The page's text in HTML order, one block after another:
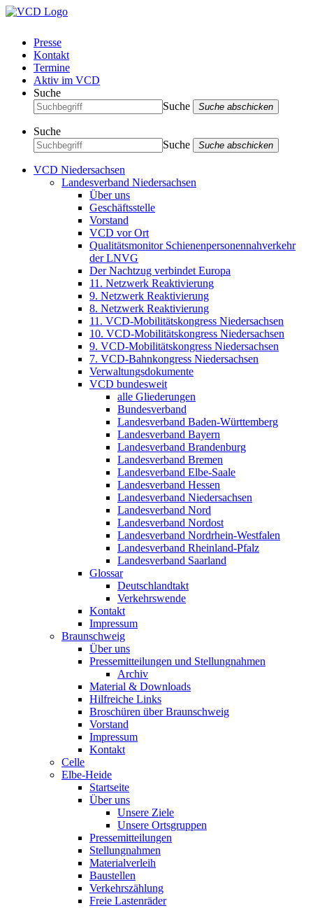
Presse
Kontakt
Termine
Aktiv im VCD
Suche
Suche
Suche abschicken
Suche
Suche
Suche abschicken
VCD Niedersachsen
Landesverband Niedersachsen
Über uns
Geschäftsstelle
Vorstand
VCD vor Ort
Qualitätsmonitor Schienenpersonennahverkehr
der LNVG
Der Nachtzug verbindet Europa
11. Netzwerk Reaktivierung
9. Netzwerk Reaktivierung
8. Netzwerk Reaktivierung
11. VCD-Mobilitätskongress Niedersachsen
10. VCD-Mobilitätskongress Niedersachsen
9. VCD-Mobilitätskongress Niedersachsen
7. VCD-Bahnkongress Niedersachsen
Verwaltungsdokumente
VCD bundesweit
alle Gliederungen
Bundesverband
Landesverband Baden-Württemberg
Landesverband Bayern
Landesverband Brandenburg
Landesverband Bremen
Landesverband Elbe-Saale
Landesverband Hessen
Landesverband Niedersachsen
Landesverband Nord
Landesverband Nordost
Landesverband Nordrhein-Westfalen
Landesverband Rheinland-Pfalz
Landesverband Saarland
Glossar
Deutschlandtakt
Verkehrswende
Kontakt
Impressum
Braunschweig
Über uns
Pressemitteilungen und Stellungnahmen
Archiv
Material & Downloads
Hilfreiche Links
Broschüren über Braunschweig
Vorstand
Impressum
Kontakt
Celle
Elbe-Heide
Startseite
Über uns
Unsere Ziele
Unsere Ortsgruppen
Pressemitteilungen
Stellungnahmen
Materialverleih
Baustellen
Verkehrszählung
Freie Lastenräder